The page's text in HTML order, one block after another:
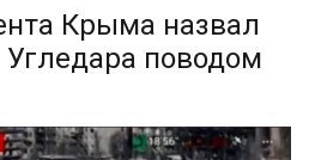
Крыма назвал
поводом